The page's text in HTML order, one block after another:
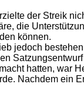
der Streik
die
können.
jedoch
hatten, war
Nachdem ein